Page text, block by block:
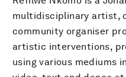
multidisciplinary artist,
community organiser
artistic interventions,
using various mediums